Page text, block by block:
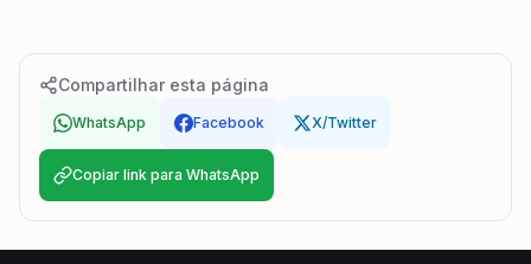
Compartilhar esta página
WhatsApp Facebook X/Twitter
Copiar link para WhatsApp